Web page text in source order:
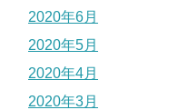
2020年6月
2020年5月
2020年4月
2020年3月